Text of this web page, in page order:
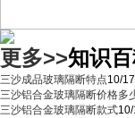
更多>>知识
三沙成品玻璃隔断特点10/17
三沙铝合金玻璃隔断价格多
三沙铝合金玻璃隔断款式